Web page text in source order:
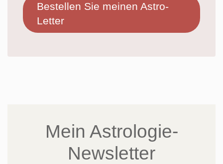
Bestellen Sie meinen Astro-
Letter
Mein Astrologie-
Newsletter